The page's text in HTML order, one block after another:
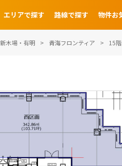
エリアで探す 路線で探す 物件お
木場・有明 青海フロンティア 15